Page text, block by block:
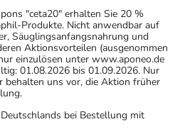
"ceta20" erhalten Sie 20 %
Produkte. Nicht anwendbar auf
Säuglingsanfangsnahrung und
Aktionsvorteilen (ausgenommen
einzulösen unter www.aponeo.de
01.08.2026 bis 01.09.2026. Nur
behalten uns vor, die Aktion früher
bei Bestellung mit